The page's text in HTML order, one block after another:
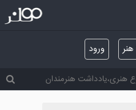
ورود